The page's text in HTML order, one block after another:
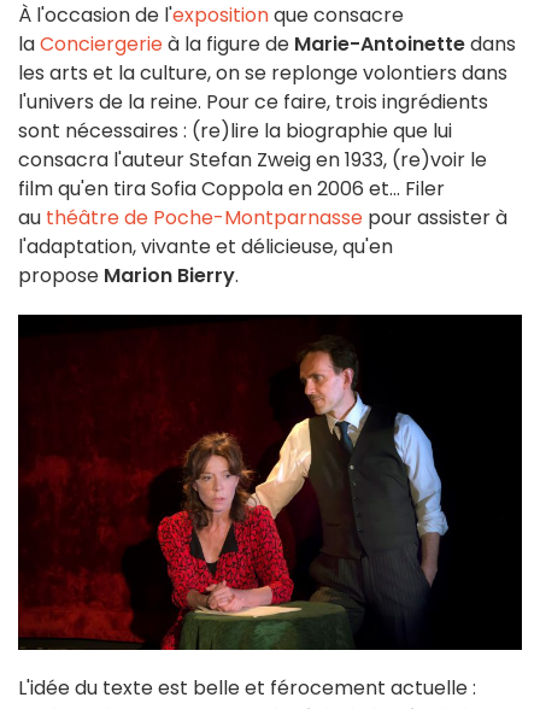
À l'occasion de l'expositionque consacre
laConciergerieà la figure de Marie-Antoinettedans
les arts et la culture, on se replonge volontiers dans
l'univers de la reine. Pour ce faire, trois ingrédients
sont nécessaires : (re)lire la biographie que lui
consacra l'auteur Stefan Zweig en 1933, (re)voir le
film qu'en tira Sofia Coppola en 2006 et... Filer
au théâtre de Poche-Montparnasse pour assister à
l'adaptation, vivante et délicieuse, qu'en
propose Marion Bierry.
L'idée du texte est belle et férocement actuelle :